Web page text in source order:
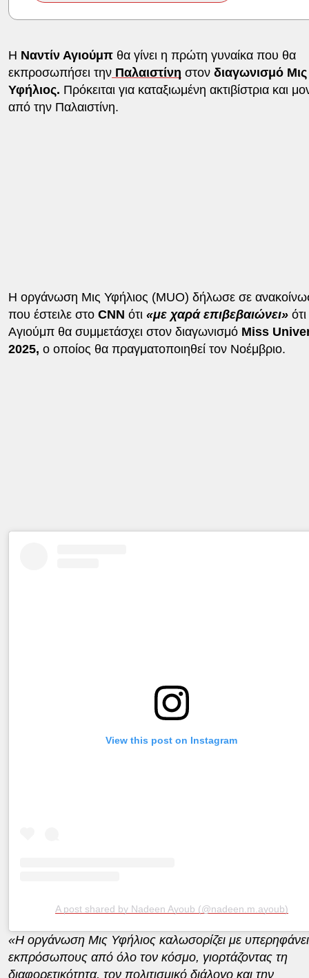
Η Ναντίν Αγιούμπθα γίνει η πρώτη γυναίκα που θα
εκπροσωπήσει τηνΠαλαιστίνη στον διαγωνισμό Μις
Υφήλιος. Πρόκειται για καταξιωμένη ακτιβίστρια και
από την Παλαιστίνη.
Η οργάνωση Μις Υφήλιος (MUO) δήλωσε σε
που έστειλε στο CNN ότι «με χαρά επιβεβαιώνει»
Αγιούμπ θα συμμετάσχει στον διαγωνισμό Miss
2025, ο οποίος θα πραγματοποιηθεί τον Νοέμβριο.
View this post on Instagram
A post shared by Nadeen Ayoub (@nadeen.m.ayoub)
«Η οργάνωση Μις Υφήλιος καλωσορίζει με
εκπρόσωπους από όλο τον κόσμο, γιορτάζοντας τη
διαφορετικότητα, τον πολιτισμικό διάλογο και την